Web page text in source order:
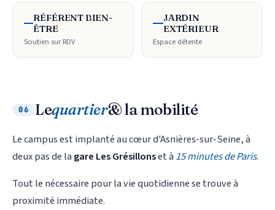
RÉFÉRENT BIEN-
ÊTRE
Soutien sur RDV
JARDIN
EXTÉRIEUR
Espace détente
06 Lequartier& la mobilité
Le campus est implanté au cœur d'Asnières-sur-Seine, à
deux pas de la gare Les Grésillonset à 15 minutes de Paris.
Tout le nécessaire pour la vie quotidienne se trouve à
proximité immédiate.